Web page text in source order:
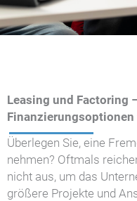
Leasing und Factoring
Überlegen Sie, eine
nehmen? Oftmals
nicht aus, um das
größere Projekte und